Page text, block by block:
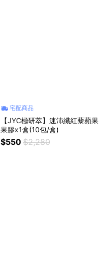
宅配商品
【JYC極研萃】速沛纖紅藜蘋果
果膠x1盒(10包/盒)
$550 $2,280